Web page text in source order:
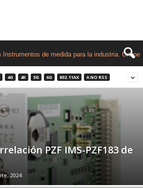
4G 4K 5G 6G 802.11AX A NO RSS
PZF IMS-PZF183 de
2024